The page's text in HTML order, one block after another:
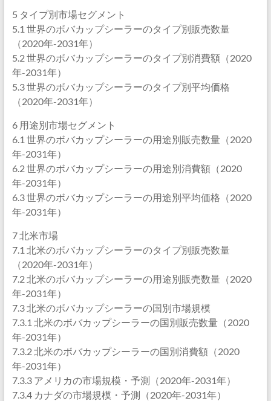
5 タイプ別市場セグメント
5.1 世界のボバカップシーラーのタイプ別販売数量
（2020年-2031年）
5.2 世界のボバカップシーラーのタイプ別消費額（2020
年-2031年）
5.3 世界のボバカップシーラーのタイプ別平均価格
（2020年-2031年）
6 用途別市場セグメント
6.1 世界のボバカップシーラーの用途別販売数量（2020
年-2031年）
6.2 世界のボバカップシーラーの用途別消費額（2020
年-2031年）
6.3 世界のボバカップシーラーの用途別平均価格（2020
年-2031年）
7 北米市場
7.1 北米のボバカップシーラーのタイプ別販売数量
（2020年-2031年）
7.2 北米のボバカップシーラーの用途別販売数量（2020
年-2031年）
7.3 北米のボバカップシーラーの国別市場規模
7.3.1 北米のボバカップシーラーの国別販売数量（2020
年-2031年）
7.3.2 北米のボバカップシーラーの国別消費額（2020
年-2031年）
7.3.3 アメリカの市場規模・予測（2020年-2031年）
7.3.4 カナダの市場規模・予測（2020年-2031年）